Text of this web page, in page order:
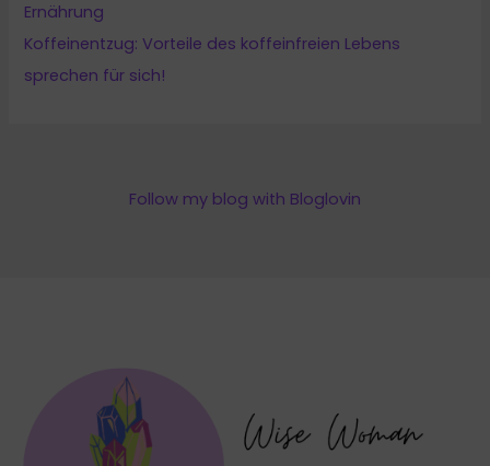
Ernährung
Koffeinentzug: Vorteile des koffeinfreien Lebens
sprechen für sich!
Follow my blog with Bloglovin